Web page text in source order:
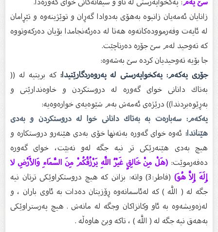
زانایان ئەمەیان زانیوە بەهۆى بەدوادا گەڕان و توێژینەوە و تێڕامان
لە ئایەت وفەرموودەكانەوە هەتا لە دەرئەنجامدا بۆیان دەركەوتووە
كە تەوحید لەم سێ جۆرە دەرناچێت.
جا بۆیە تەوحیدیان كردە سێ بەشەوە:
جۆرى یەكەم: یەكخواپەرستى لە پەروەردگارێتیدا:كە بریتیە لە ((
بەتاك دانانى خواى گەورە لە دروستكردن و خاوەندارێتى و
بەڕێوەبردندا)) درێژەى ئەمەش بەم شێوەیەى خوارەوەیە:
یەكەم: سەبارەت بە بەتاك دانانى خوا لە دروستكردن و بەدی
هێناندا:ئەوە خواى گەورە بەتەنها خۆى بەدى هێنەرو دروستكارە و
هیچ بەدی هێنەرێكى تر نیە جگە لەو نەبێت، خواى گەورە
دەفەرموێت:(هَلْ مِنْ خَالِقٍ غَيْرُ اللَّهِ يَرْزُقُكُمْ مِنَ السَّمَاءِ وَالأَرْضِ لا
إِلَهَ إِلاَّ هُوَ)
(فاطر:3) واتە: بزانن كە هیچ دروستكراوێكى ترتان نیە
جگە لە ( اللَّه ) كە لەئاسمانەوە ڕۆزیتان دەدات بە ئاوی باران ، و
لەزەویشەوە بە ئاو وكانزاكان وجگە لە مانەش . هیچ پەرستراوێكى
بەهەق نیە جگە لە ( اللَّه ) ، تاكە وبێ هاوەڵە .